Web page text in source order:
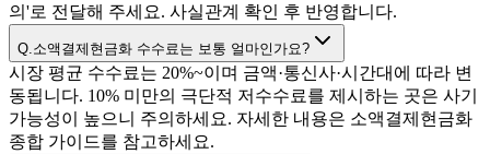
의'로 전달해 주세요. 사실관계 확인 후 반영합니다.
Q.소액결제현금화 수수료는 보통 얼마인가요?
시장 평균 수수료는 20%~이며 금액·통신사·시간대에 따라 변
동됩니다. 10% 미만의 극단적 저수수료를 제시하는 곳은 사기
가능성이 높으니 주의하세요. 자세한 내용은 소액결제현금화
종합 가이드를 참고하세요.